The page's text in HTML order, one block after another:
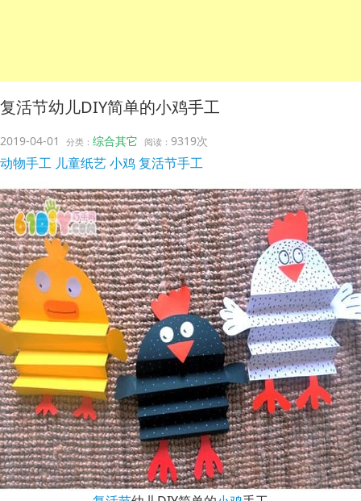
复活节幼儿DIY简单的小鸡手工
2019-04-01 分类： 综合其它 阅读： 9319次
动物手工 儿童纸艺小鸡复活节手工